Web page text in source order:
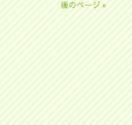
後のページ »